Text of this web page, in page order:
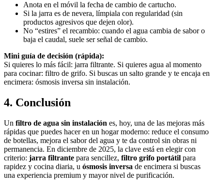
Anota en el móvil la fecha de cambio de cartucho.
Si la jarra es de nevera, límpiala con regularidad (sin
productos agresivos que dejen olor).
No “estires” el recambio: cuando el agua cambia de sabor o
baja el caudal, suele ser señal de cambio.
Mini guía de decisión (rápida):
Si quieres lo más fácil: jarra filtrante. Si quieres agua al momento
para cocinar: filtro de grifo. Si buscas un salto grande y te encaja en
encimera: ósmosis inversa sin instalación.
4. Conclusión
Un filtro de agua sin instalación es, hoy, una de las mejoras más
rápidas que puedes hacer en un hogar moderno: reduce el consumo
de botellas, mejora el sabor del agua y te da control sin obras ni
permanencia. En diciembre de 2025, la clave está en elegir con
criterio: jarra filtrante para sencillez, filtro grifo portátil para
rapidez y cocina diaria, u ósmosis inversa de encimera si buscas
una experiencia premium y mayor nivel de purificación.